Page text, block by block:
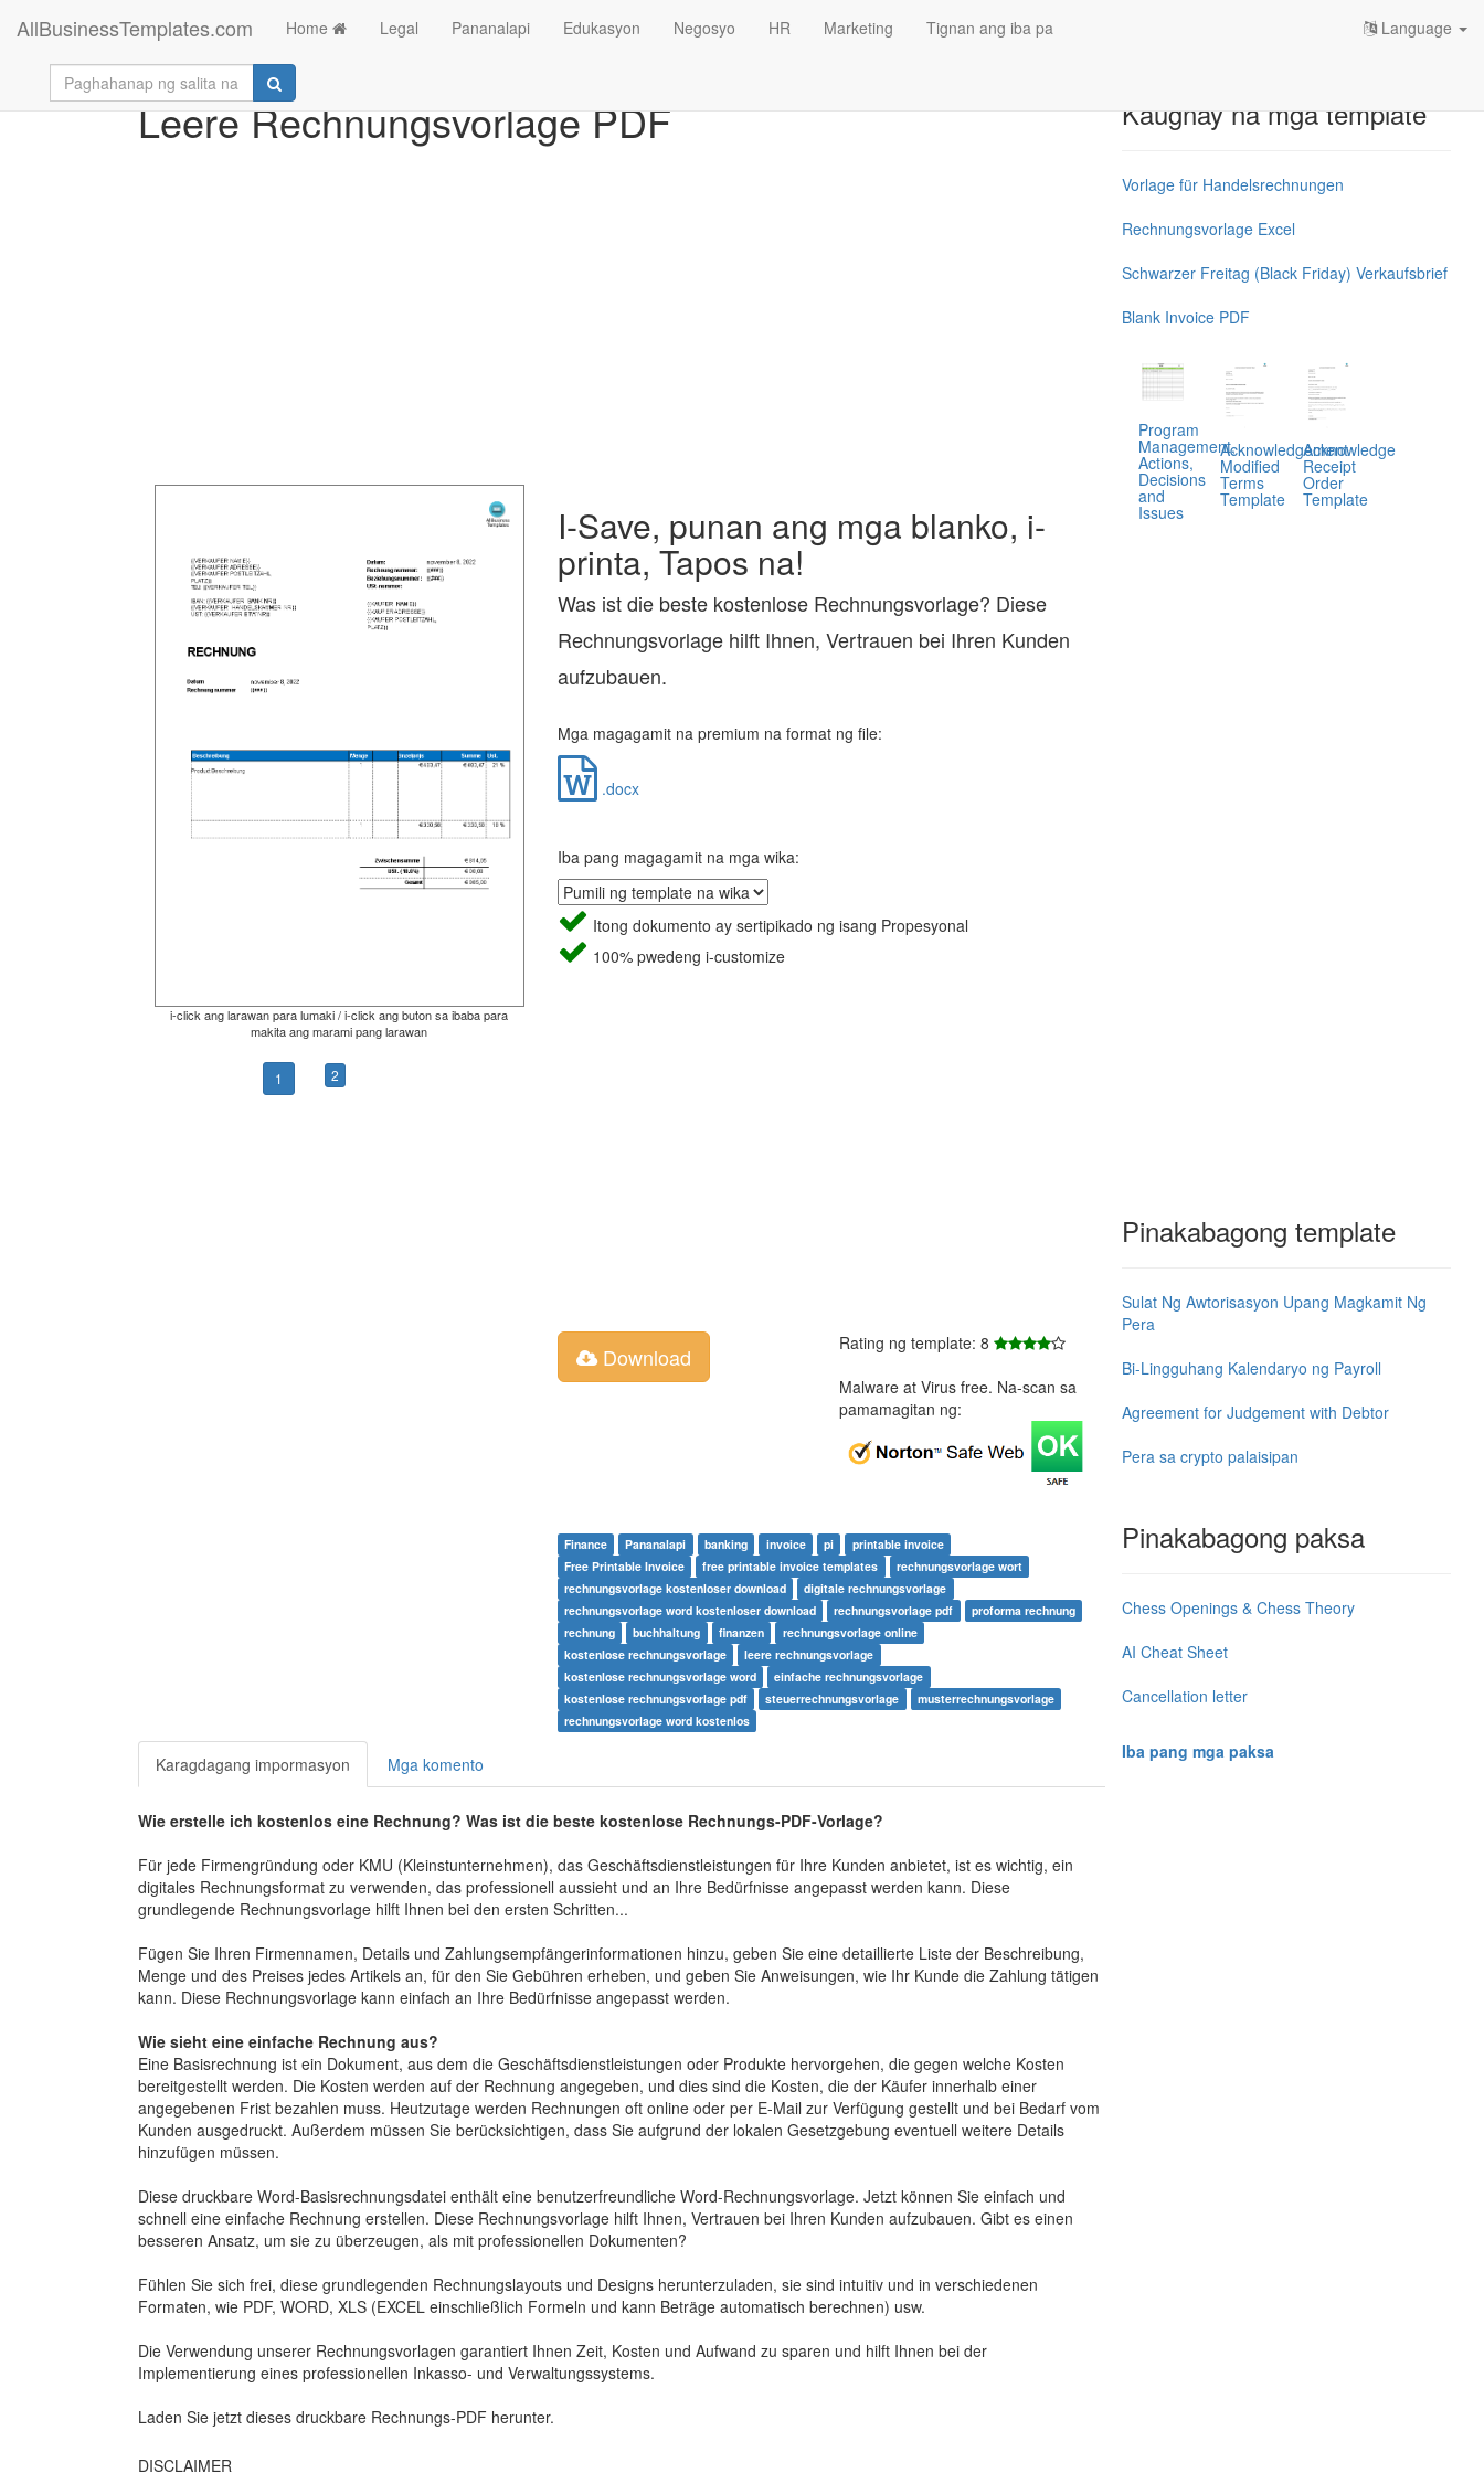
AllBusinessTemplates.com Home Legal Pananalapi Edukasyon Negosyo HR Marketing Tignan ang iba pa Language
Leere Rechnungsvorlage PDF
i-click ang larawan para lumaki / i-click ang buton sa ibaba para
makita ang marami pang larawan
1 2
I-Save, punan ang mga blanko, i-
printa, Tapos na!
Was ist die beste kostenlose Rechnungsvorlage? Diese
Rechnungsvorlage hilft Ihnen, Vertrauen bei Ihren Kunden
aufzubauen.
Mga magagamit na premium na format ng file:
.docx
Iba pang magagamit na mga wika:
Itong dokumento ay sertipikado ng isang Propesyonal
100% pwedeng i-customize
Download
Rating ng template: 8
Malware at Virus free. Na-scan sa
pamamagitan ng:
Finance Pananalapi banking invoice pi
printable invoice
Free Printable Invoice
free printable invoice templates
rechnungsvorlage wort
rechnungsvorlage kostenloser download
digitale rechnungsvorlage
rechnungsvorlage word kostenloser download
rechnungsvorlage pdf
proforma rechnung
rechnung
buchhaltung finanzen
rechnungsvorlage online
kostenlose rechnungsvorlage
leere rechnungsvorlage
kostenlose rechnungsvorlage word
einfache rechnungsvorlage
kostenlose rechnungsvorlage pdf
steuerrechnungsvorlage
musterrechnungsvorlage
rechnungsvorlage word kostenlos
Karagdagang impormasyon Mga komento
Wie erstelle ich kostenlos eine Rechnung? Was ist die beste kostenlose Rechnungs-PDF-Vorlage?
Für jede Firmengründung oder KMU (Kleinstunternehmen), das Geschäftsdienstleistungen für Ihre Kunden anbietet, ist es wichtig, ein
digitales Rechnungsformat zu verwenden, das professionell aussieht und an Ihre Bedürfnisse angepasst werden kann. Diese
grundlegende Rechnungsvorlage hilft Ihnen bei den ersten Schritten...
Fügen Sie Ihren Firmennamen, Details und Zahlungsempfängerinformationen hinzu, geben Sie eine detaillierte Liste der Beschreibung,
Menge und des Preises jedes Artikels an, für den Sie Gebühren erheben, und geben Sie Anweisungen, wie Ihr Kunde die Zahlung tätigen
kann. Diese Rechnungsvorlage kann einfach an Ihre Bedürfnisse angepasst werden.
Wie sieht eine einfache Rechnung aus?
Eine Basisrechnung ist ein Dokument, aus dem die Geschäftsdienstleistungen oder Produkte hervorgehen, die gegen welche Kosten
bereitgestellt werden. Die Kosten werden auf der Rechnung angegeben, und dies sind die Kosten, die der Käufer innerhalb einer
angegebenen Frist bezahlen muss. Heutzutage werden Rechnungen oft online oder per E-Mail zur Verfügung gestellt und bei Bedarf vom
Kunden ausgedruckt. Außerdem müssen Sie berücksichtigen, dass Sie aufgrund der lokalen Gesetzgebung eventuell weitere Details
hinzufügen müssen.
Diese druckbare Word-Basisrechnungsdatei enthält eine benutzerfreundliche Word-Rechnungsvorlage. Jetzt können Sie einfach und
schnell eine einfache Rechnung erstellen. Diese Rechnungsvorlage hilft Ihnen, Vertrauen bei Ihren Kunden aufzubauen. Gibt es einen
besseren Ansatz, um sie zu überzeugen, als mit professionellen Dokumenten?
Fühlen Sie sich frei, diese grundlegenden Rechnungslayouts und Designs herunterzuladen, sie sind intuitiv und in verschiedenen
Formaten, wie PDF, WORD, XLS (EXCEL einschließlich Formeln und kann Beträge automatisch berechnen) usw.
Die Verwendung unserer Rechnungsvorlagen garantiert Ihnen Zeit, Kosten und Aufwand zu sparen und hilft Ihnen bei der
Implementierung eines professionellen Inkasso- und Verwaltungssystems.
Laden Sie jetzt dieses druckbare Rechnungs-PDF herunter.
DISCLAIMER
Kaugnay na mga template
Vorlage für Handelsrechnungen
Rechnungsvorlage Excel
Schwarzer Freitag (Black Friday) Verkaufsbrief
Blank Invoice PDF
Program
Management,
Actions,
Decisions
and
Issues
Acknowledgement
Modified
Terms
Template
Acknowledge
Receipt
Order
Template
Pinakabagong template
Sulat Ng Awtorisasyon Upang Magkamit Ng
Pera
Bi-Lingguhang Kalendaryo ng Payroll
Agreement for Judgement with Debtor
Pera sa crypto palaisipan
Pinakabagong paksa
Chess Openings & Chess Theory
AI Cheat Sheet
Cancellation letter
Iba pang mga paksa